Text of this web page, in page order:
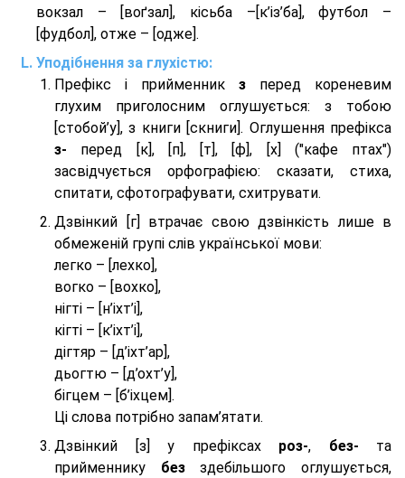
вокзал – [воґзал], кісьба –[к’із’ба], футбол –
[фудбол], отже – [одже].
Уподібнення за глухістю:
Префікс і прийменник з перед кореневим
глухим приголосним оглушується: з тобою
[стобой’у], з книги [скниги]. Оглушення префікса
з- перед [к], [п], [т], [ф], [х] ("кафе птах")
засвідчується орфографією: сказати, стиха,
спитати, сфотографувати, схитрувати.
Дзвінкий [г] втрачає свою дзвінкість лише в
обмеженій групі слів української мови:
легко – [лехко],
вогко – [вохко],
нігті – [н’іхт’і],
кігті – [к’іхт’і],
дігтяр – [д’іхт’ар],
дьогтю – [д’охт’у],
бігцем – [б’іхцем].
Ці слова потрібно запам’ятати.
Дзвінкий [з] у префіксах роз-, без- та
прийменнику безздебільшого оглушується,